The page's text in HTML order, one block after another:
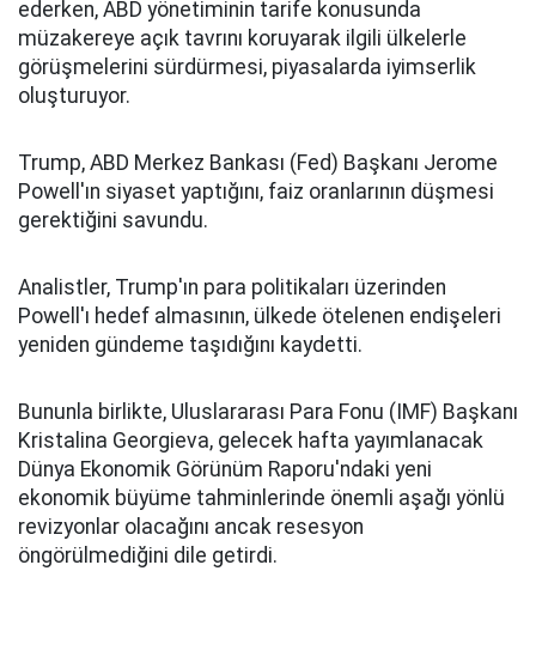
ederken, ABD yönetiminin tarife konusunda
müzakereye açık tavrını koruyarak ilgili ülkelerle
görüşmelerini sürdürmesi, piyasalarda iyimserlik
oluşturuyor.
Trump, ABD Merkez Bankası (Fed) Başkanı Jerome
Powell'ın siyaset yaptığını, faiz oranlarının düşmesi
gerektiğini savundu.
Analistler, Trump'ın para politikaları üzerinden
Powell'ı hedef almasının, ülkede ötelenen endişeleri
yeniden gündeme taşıdığını kaydetti.
Bununla birlikte, Uluslararası Para Fonu (IMF) Başkanı
Kristalina Georgieva, gelecek hafta yayımlanacak
Dünya Ekonomik Görünüm Raporu'ndaki yeni
ekonomik büyüme tahminlerinde önemli aşağı yönlü
revizyonlar olacağını ancak resesyon
öngörülmediğini dile getirdi.